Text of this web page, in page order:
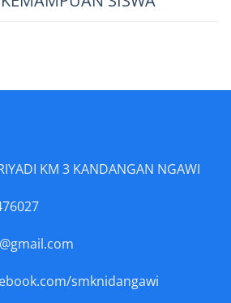
KM 3 KANDANGAN NGAWI
smknidangawi